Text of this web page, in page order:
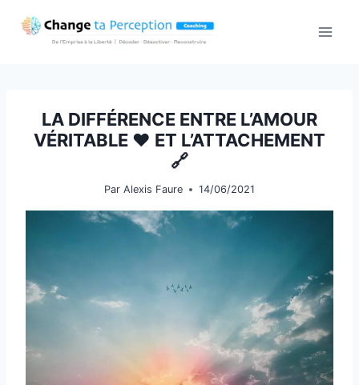
LA DIFFÉRENCE ENTRE L’AMOUR
VÉRITABLE ❤️ ET L’ATTACHEMENT
🔗
Par Alexis Faure 14/06/2021